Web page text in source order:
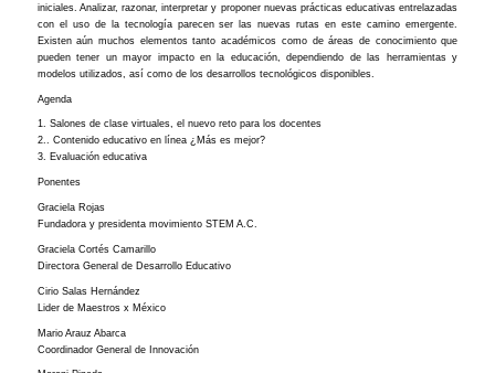
iniciales. Analizar, razonar, interpretar y proponer nuevas prácticas educativas entrelazadas
con el uso de la tecnología parecen ser las nuevas rutas en este camino emergente.
Existen aún muchos elementos tanto académicos como de áreas de conocimiento que
pueden tener un mayor impacto en la educación, dependiendo de las herramientas y
modelos utilizados, así como de los desarrollos tecnológicos disponibles.
Agenda
1. Salones de clase virtuales, el nuevo reto para los docentes
2.. Contenido educativo en línea ¿Más es mejor?
3. Evaluación educativa
Ponentes
Graciela Rojas
Fundadora y presidenta movimiento STEM A.C.
Graciela Cortés Camarillo
Directora General de Desarrollo Educativo
Cirio Salas Hernández
Lider de Maestros x México
Mario Arauz Abarca
Coordinador General de Innovación